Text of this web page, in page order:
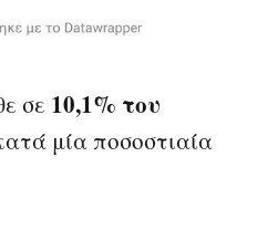
σε 10,1% του
μία ποσοστιαία